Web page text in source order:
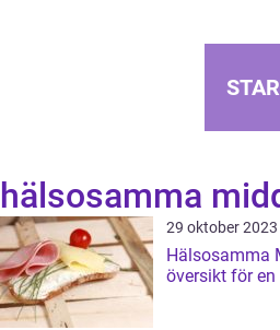
hälsosamma
29 oktober 2023
Hälsosamma
översikt för